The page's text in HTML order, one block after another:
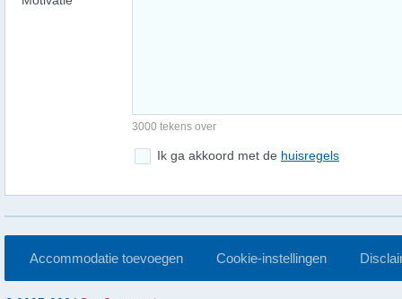
3000 tekens over
Ik ga akkoord met de huisregels
Accommodatie toevoegen Cookie-instellingen